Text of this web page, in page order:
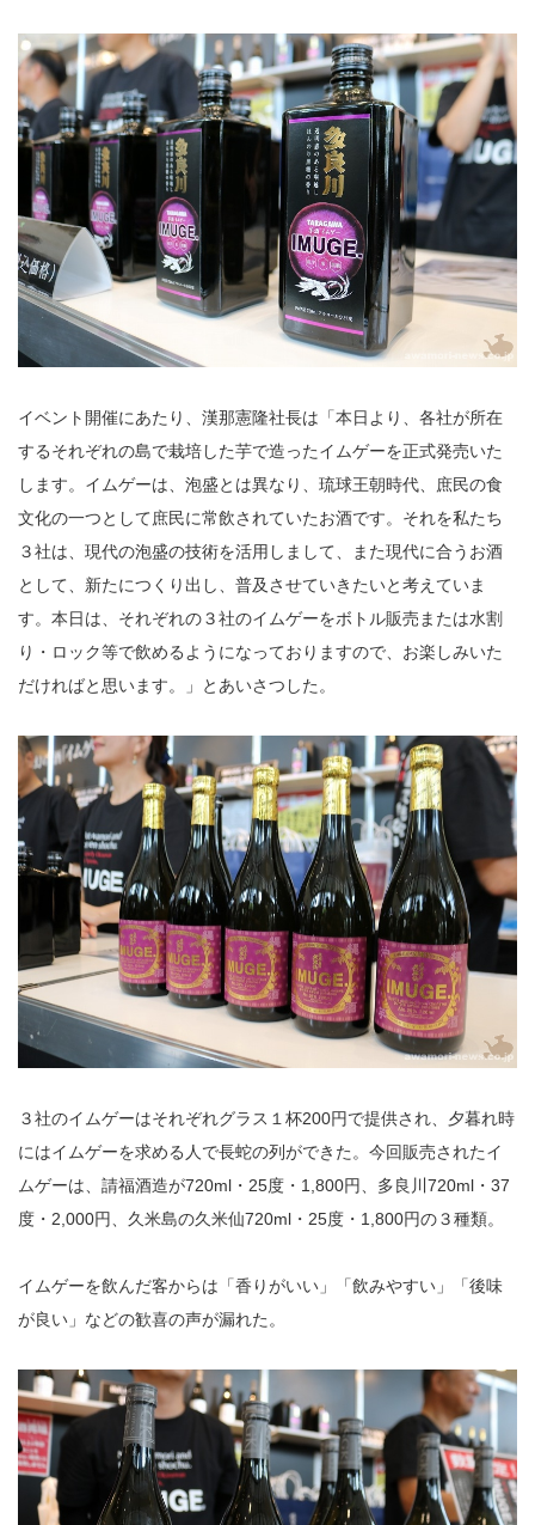
イベント開催にあたり、漢那憲隆社長は「本日より、各社が所在
するそれぞれの島で栽培した芋で造ったイムゲーを正式発売いた
します。イムゲーは、泡盛とは異なり、琉球王朝時代、庶民の食
文化の一つとして庶民に常飲されていたお酒です。それを私たち
３社は、現代の泡盛の技術を活用しまして、また現代に合うお酒
として、新たにつくり出し、普及させていきたいと考えていま
す。本日は、それぞれの３社のイムゲーをボトル販売または水割
り・ロック等で飲めるようになっておりますので、お楽しみいた
だければと思います。」とあいさつした。
３社のイムゲーはそれぞれグラス１杯200円で提供され、夕暮れ時
にはイムゲーを求める人で長蛇の列ができた。今回販売されたイ
ムゲーは、請福酒造が720ml・25度・1,800円、多良川720ml・37
度・2,000円、久米島の久米仙720ml・25度・1,800円の３種類。
イムゲーを飲んだ客からは「香りがいい」「飲みやすい」「後味
が良い」などの歓喜の声が漏れた。